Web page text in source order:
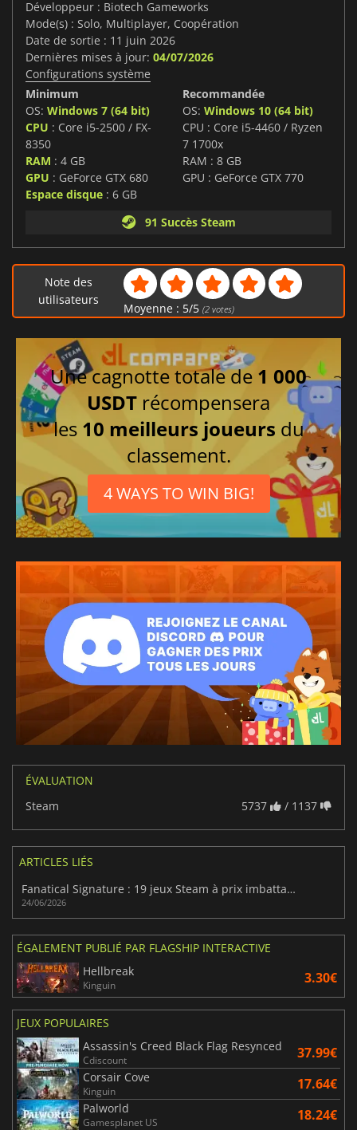
Développeur : Biotech Gameworks
Mode(s) : Solo, Multiplayer, Coopération
Date de sortie : 11 juin 2026
Dernières mises à jour: 04/07/2026
Configurations système
Minimum
OS: Windows 7 (64 bit)
CPU : Core i5-2500 / FX-
8350
RAM : 4 GB
GPU : GeForce GTX 680
Espace disque : 6 GB
Recommandée
OS: Windows 10 (64 bit)
CPU : Core i5-4460 / Ryzen
7 1700x
RAM : 8 GB
GPU : GeForce GTX 770
91 Succès Steam
Note des
utilisateurs
Moyenne : 5/5 (2votes)
Une cagnotte totale de 1 000
USDT récompensera
les 10 meilleurs joueurs du
classement.
4 WAYS TO WIN BIG!
ÉVALUATION
Steam
5737 / 1137
ARTICLES LIÉS
Fanatical Signature : 19 jeux Steam à prix imbattables
24/06/2026
ÉGALEMENT PUBLIÉ PAR FLAGSHIP INTERACTIVE
Hellbreak
Kinguin 3.30€
JEUX POPULAIRES
Assassin's Creed Black Flag Resynced
Cdiscount 37.99€
Corsair Cove
Kinguin 17.64€
Palworld
Gamesplanet US 18.24€